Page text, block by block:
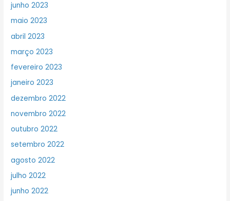
junho 2023
maio 2023
abril 2023
março 2023
fevereiro 2023
janeiro 2023
dezembro 2022
novembro 2022
outubro 2022
setembro 2022
agosto 2022
julho 2022
junho 2022